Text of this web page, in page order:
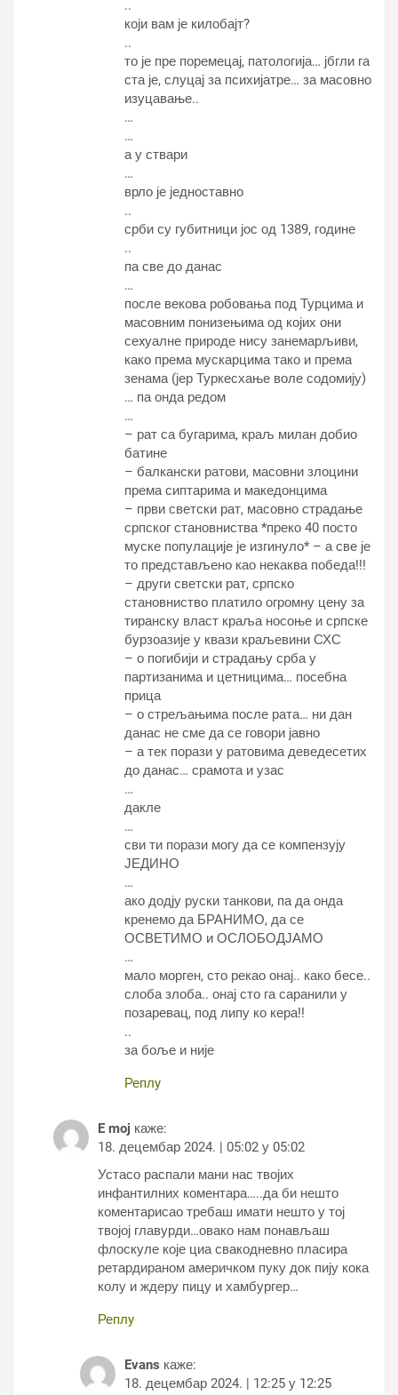
..
који вам је килобајт?
..
то је пре поремецај, патологија… јбгли га
ста је, слуцај за психијатре… за масовно
изуцавање..
…
…
а у ствари
…
врло је једноставно
..
срби су губитници јос од 1389, године
..
па све до данас
…
после векова робовања под Турцима и
масовним понизењима од којих они
сеxуалне природе нису занемарљиви,
како према мускарцима тако и према
зенама (јер Туркесхање воле содомију)
… па онда редом
…
– рат са бугарима, краљ милан добио
батине
– балкански ратови, масовни злоцини
према сиптарима и македонцима
– први светски рат, масовно страдање
српског становниства *преко 40 посто
муске популације је изгинуло* – а све је
то представљено као некаква победа!!!
– други светски рат, српско
становниство платило огромну цену за
тиранску власт краља носоње и српске
бурзоазије у квази краљевини СХС
– о погибији и страдању срба у
партизанима и цетницима… посебна
прица
– о стрељањима после рата… ни дан
данас не сме да се говори јавно
– а тек порази у ратовима деведесетих
до данас… срамота и узас
…
дакле
…
сви ти порази могу да се компензују
ЈЕДИНО
…
ако додју руски танкови, па да онда
кренемо да БРАНИМО, да се
ОСВЕТИМО и ОСЛОБОДЈАМО
…
мало морген, сто рекао онај.. како бесе..
слоба злоба.. онај сто га саранили у
позаревац, под липу ко кера!!
..
за боље и није
Реплy
E moj каже:
18. децембар 2024. | 05:02 у 05:02
Устасо распали мани нас твојих
инфантилних коментара…..да би нешто
коментарисао требаш имати нешто у тој
твојој главурди…овако нам понављаш
флоскуле које циа свакодневно пласира
ретардираном америчком пуку док пију кока
колу и ждеру пицу и хамбургер…
Реплy
Evans каже:
18. децембар 2024. | 12:25 у 12:25